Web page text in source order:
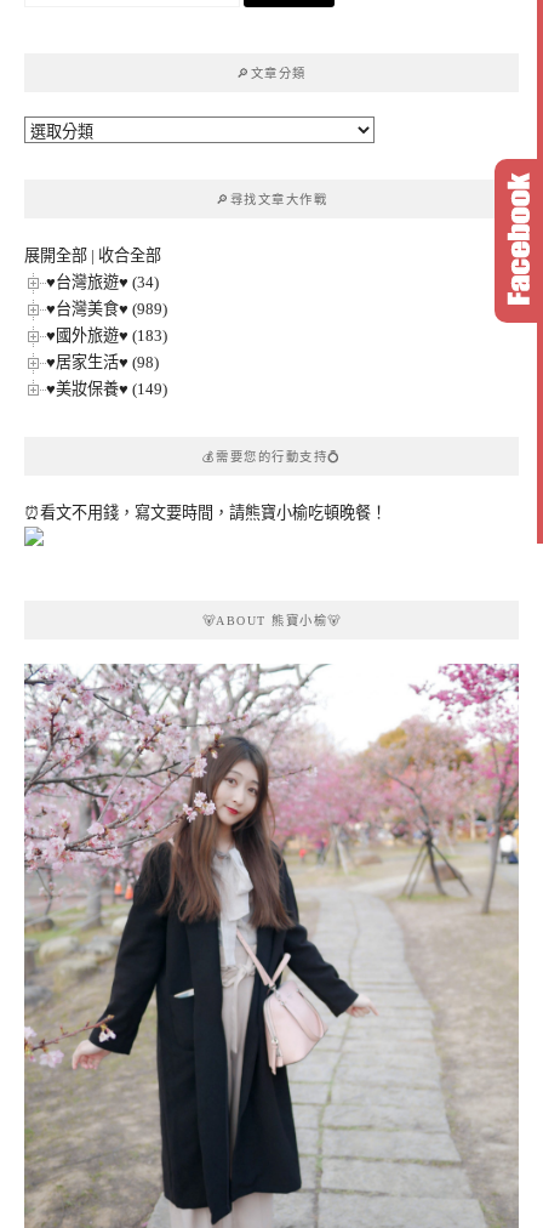
🔎文章分類
🔎
🔎尋找文章大作戰
展開全部 | 收合全部
♥台灣旅遊♥ (34)
♥台灣美食♥ (989)
♥國外旅遊♥ (183)
♥居家生活♥ (98)
♥美妝保養♥ (149)
💰需要您的行動支持💍
⏰看文不用錢，寫文要時間，請熊寶小榆吃頓晚餐！
🐻ABOUT 熊寶小榆🐻